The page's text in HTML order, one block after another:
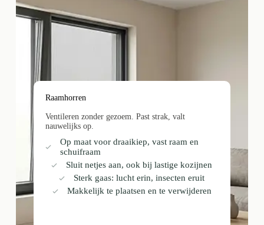
Raamhorren
Ventileren zonder gezoem. Past strak, valt
nauwelijks op.
Op maat voor draaikiep, vast raam en
schuifraam
Sluit netjes aan, ook bij lastige kozijnen
Sterk gaas: lucht erin, insecten eruit
Makkelijk te plaatsen en te verwijderen